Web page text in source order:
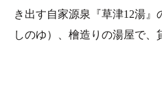
き出す自家源泉『草津12湯
しのゆ）、檜造りの湯屋で、